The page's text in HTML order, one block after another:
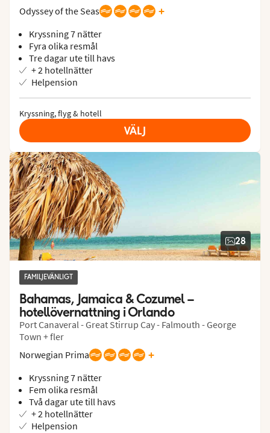
Odyssey of the Seas
+
Kryssning 7 nätter
Fyra olika resmål
Tre dagar ute till havs
+ 2 hotellnätter
Helpension
Kryssning, flyg & hotell
VÄLJ
28
FAMILJEVÄNLIGT
Bahamas, Jamaica & Cozumel –
hotellövernattning i Orlando
Port Canaveral - Great Stirrup Cay - Falmouth - George
Town + fler
Norwegian Prima
+
Kryssning 7 nätter
Fem olika resmål
Två dagar ute till havs
+ 2 hotellnätter
Helpension